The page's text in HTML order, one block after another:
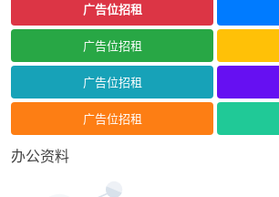
广告位招租
广告位招租
广告位招租
广告位招租
办公资料